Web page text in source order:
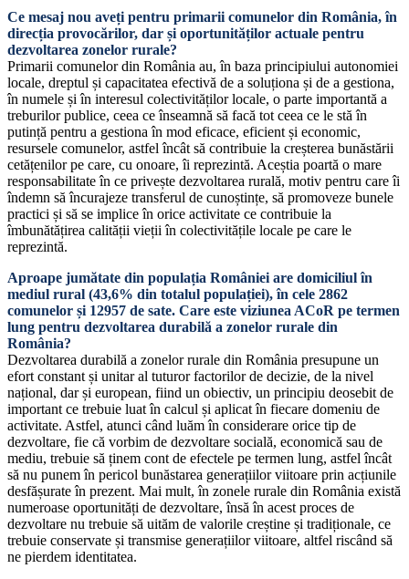
Ce mesaj nou aveți pentru primarii comunelor din România, în
direcția provocărilor, dar și oportunităților actuale pentru
dezvoltarea zonelor rurale?
Primarii comunelor din România au, în baza principiului autonomiei
locale, dreptul și capacitatea efectivă de a soluționa și de a gestiona,
în numele și în interesul colectivităților locale, o parte importantă a
treburilor publice, ceea ce înseamnă să facă tot ceea ce le stă în
putință pentru a gestiona în mod eficace, eficient și economic,
resursele comunelor, astfel încât să contribuie la creșterea bunăstării
cetățenilor pe care, cu onoare, îi reprezintă. Aceștia poartă o mare
responsabilitate în ce privește dezvoltarea rurală, motiv pentru care îi
îndemn să încurajeze transferul de cunoștințe, să promoveze bunele
practici și să se implice în orice activitate ce contribuie la
îmbunătățirea calității vieții în colectivitățile locale pe care le
reprezintă.
Aproape jumătate din populația României are domiciliul în
mediul rural (43,6% din totalul populației), în cele 2862
comunelor și 12957 de sate. Care este viziunea ACoR pe termen
lung pentru dezvoltarea durabilă a zonelor rurale din
România?
Dezvoltarea durabilă a zonelor rurale din România presupune un
efort constant și unitar al tuturor factorilor de decizie, de la nivel
național, dar și european, fiind un obiectiv, un principiu deosebit de
important ce trebuie luat în calcul și aplicat în fiecare domeniu de
activitate. Astfel, atunci când luăm în considerare orice tip de
dezvoltare, fie că vorbim de dezvoltare socială, economică sau de
mediu, trebuie să ținem cont de efectele pe termen lung, astfel încât
să nu punem în pericol bunăstarea generațiilor viitoare prin acțiunile
desfășurate în prezent. Mai mult, în zonele rurale din România există
numeroase oportunități de dezvoltare, însă în acest proces de
dezvoltare nu trebuie să uităm de valorile creștine și tradiționale, ce
trebuie conservate și transmise generațiilor viitoare, altfel riscând să
ne pierdem identitatea.